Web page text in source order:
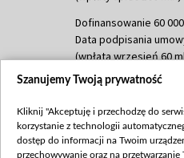
Dofinansowanie 60
Data podpisania
(wpłata wrzesień 60
Dofinansowanie 635
(wpłata wrzesień 100
mln, listopad 265 mln)
Szanujemy Twoją prywatność
Kliknij "Akceptuję i przechodzę do
korzystanie z technologii
dostęp do informacji na Twoim
przechowywanie oraz na